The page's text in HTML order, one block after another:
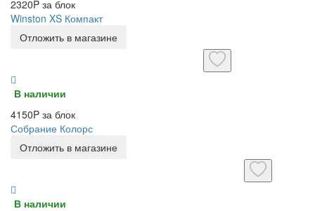
2320P за блок
Winston XS Компакт
Отложить в магазине
В наличии
4150P за блок
Собрание Колорс
Отложить в магазине
В наличии